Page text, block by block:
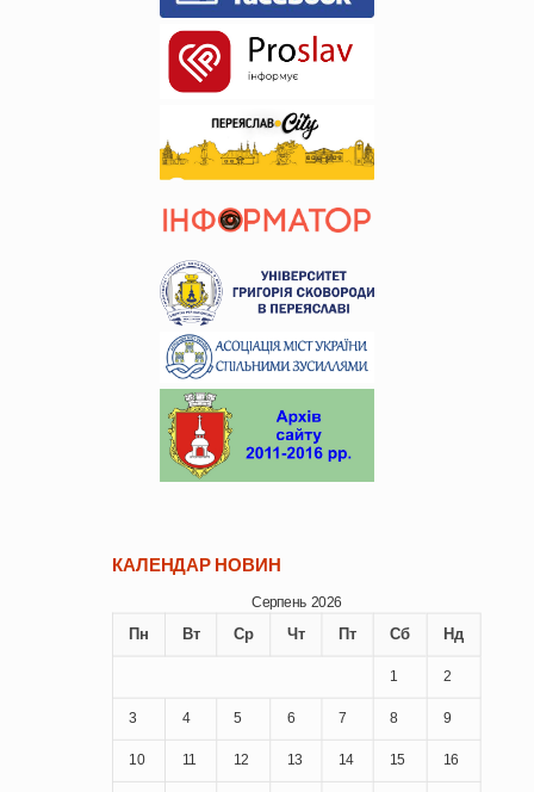
КАЛЕНДАР НОВИН
Серпень 2026
Пн Вт Ср Чт Пт Сб Нд
1 2
3 4 5 6 7 8 9
10 11 12 13 14 15 16